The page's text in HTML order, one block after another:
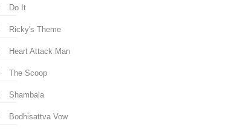
Do It
Ricky's Theme
Heart Attack Man
The Scoop
Shambala
Bodhisattva Vow